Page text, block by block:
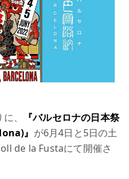
、
『バルセロナの日本祭
』 が6月4日と5日の土
de la Fustaにて開催さ